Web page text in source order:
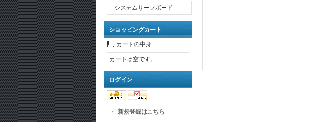
システムサーフボード
ショッピングカート
カートの中身
カートは空です。
ログイン
新規登録はこちら